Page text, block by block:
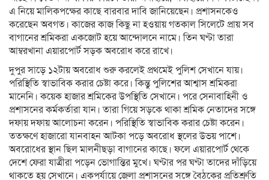
এ নিয়ে মালিকপক্ষের কাছে বারবার দাবি জানিয়েছেন। প্রশাসনকেও
করেছেন অবগত। কাজের কাজ কিছু না হওয়ায় গতকাল সিলেটে প্রায় সব
বাগানের শ্রমিকরা একজোট হয়ে আন্দোলনে নামে। তিন ঘণ্টা তারা
আম্বরখানা এয়ারপোর্ট সড়ক অবরোধ করে রাখে।
দুপুর সাড়ে ১২টায় অবরোধ শুরু করলেই প্রথমেই পুলিশ সেখানে যায়।
পরিস্থিতি স্বাভাবিক করার চেষ্টা করে। কিন্তু পুলিশের আশ্বাস শ্রমিকরা
মানেনি। কয়েক হাজার শ্রমিকের উপস্থিতি সেখানে। পরে সেনাবাহিনী ও
প্রশাসনের কর্মকর্তারা যান। তারা গিয়ে সড়কে থাকা শ্রমিক নেতাদের সঙ্গে
দফায় দফায় আলোচনা করেন। পরিস্থিতি স্বাভাবিক করার চেষ্টা করেন।
ততক্ষণে হাজারো যানবাহন আটকা পড়ে অবরোধ স্থলের উভয় পাশে।
অবরোধের স্থান ছিল মালনীছড়া বাগানের কাছে। ফলে এয়ারপোর্ট থেকে
দেশে ফেরা যাত্রীরা পড়েন ভোগান্তির মুখে। ঘণ্টার পর ঘণ্টা তাদের দাঁড়িয়ে
থাকতে হয় সেখানে। একপর্যায়ে জেলা প্রশাসনের সঙ্গে বৈঠকের প্রতিশ্রুতি